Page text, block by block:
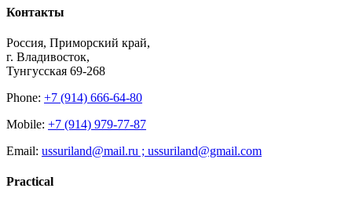
Контакты
Россия, Приморский край,
г. Владивосток,
Тунгусская 69-268
Phone: +7 (914) 666-64-80
Mobile: +7 (914) 979-77-87
Email: ussuriland@mail.ru ; ussuriland@gmail.com
Practical